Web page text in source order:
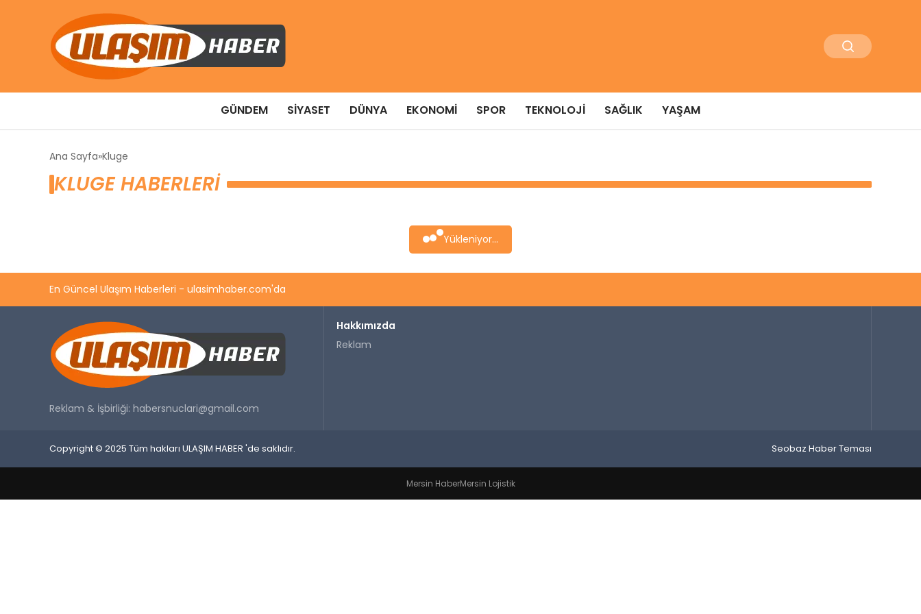
GÜNDEM SIYASET DÜNYA EKONOMI SPOR TEKNOLOJI SAĞLIK YAŞAM
Ana Sayfa Kluge
KLUGE HABERLERI
Yükleniyor...
En Güncel Ulaşım Haberleri - ulasimhaber.com'da
Reklam & İşbirliği: habersnuclari@gmail.com
Hakkımızda
Reklam
Copyright © 2025 Tüm hakları ULAŞIM HABER 'de saklıdır. Seobaz Haber Teması
Mersin HaberMersin Lojistik